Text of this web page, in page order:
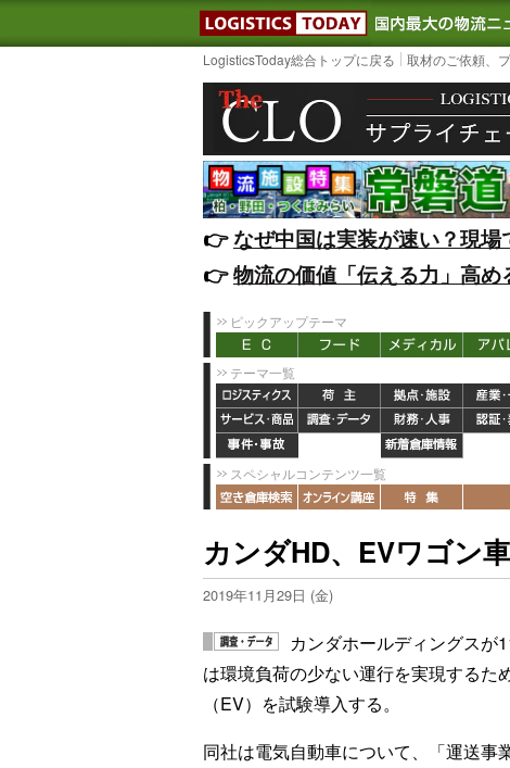
LOGISTICS
LogisticsToday総合トップに戻る 取材のご依頼、
👉️なぜ中国は実装が速い？現
👉️物流の価値「伝える力」高
ピックアップテーマ
テーマ一覧
スペシャルコンテンツ一覧
カンダHD、EVワゴン
2019年11月29日 (金)
カンダホールディングスが
は環境負荷の少ない運行を実現するた
（EV）を試験導入する。
同社は電気自動車について、「運送事